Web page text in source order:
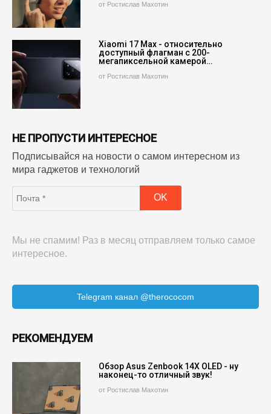
от Ростислав Махотин
Xiaomi 17 Max - относительно
доступный флагман с 200-
мегапиксельной камерой…
от Ростислав Махотин
НЕ ПРОПУСТИ ИНТЕРЕСНОЕ
Подписывайся на новости о самом интересном из
мира гаджетов и технологий
Мы не спамим! Раз в месяц отправляем только самое
интересное.
Telegram канал @therococom
РЕКОМЕНДУЕМ
Обзор Asus Zenbook 14X OLED - ну
наконец-то отличный звук!
от Ростислав Махотин